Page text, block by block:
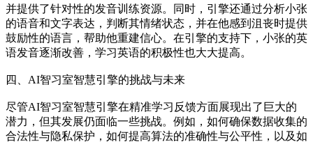
并提供了针对性的发音训练资源。同时，引擎还通过分析小张
的语音和文字表达，判断其情绪状态，并在他感到沮丧时提供
鼓励性的语言，帮助他重建信心。在引擎的支持下，小张的英
语发音逐渐改善，学习英语的积极性也大大提高。
四、AI智习室智慧引擎的挑战与未来
尽管AI智习室智慧引擎在精准学习反馈方面展现出了巨大的
潜力，但其发展仍面临一些挑战。例如，如何确保数据收集的
合法性与隐私保护，如何提高算法的准确性与公平性，以及如